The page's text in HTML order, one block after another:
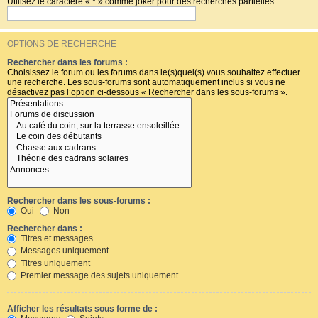
OPTIONS DE RECHERCHE
Rechercher dans les forums :
Choisissez le forum ou les forums dans le(s)quel(s) vous souhaitez effectuer
une recherche. Les sous-forums sont automatiquement inclus si vous ne
désactivez pas l’option ci-dessous « Rechercher dans les sous-forums ».
Rechercher dans les sous-forums :
Oui
Non
Rechercher dans :
Titres et messages
Messages uniquement
Titres uniquement
Premier message des sujets uniquement
Afficher les résultats sous forme de :